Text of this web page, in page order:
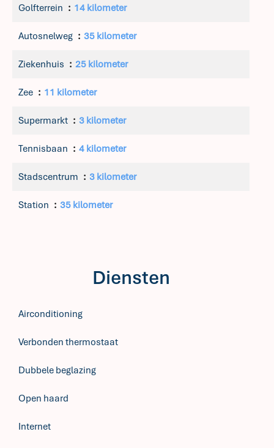
Golfterrein 14 kilometer
Autosnelweg 35 kilometer
Ziekenhuis 25 kilometer
Zee 11 kilometer
Supermarkt 3 kilometer
Tennisbaan 4 kilometer
Stadscentrum 3 kilometer
Station 35 kilometer
Diensten
Airconditioning
Verbonden thermostaat
Dubbele beglazing
Open haard
Internet